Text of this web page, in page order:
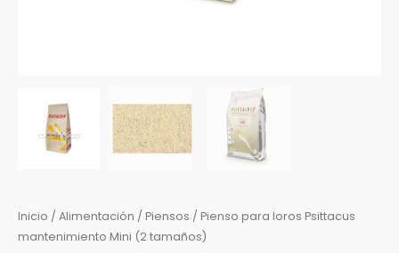
Inicio / Alimentación / Piensos / Pienso para loros Psittacus
mantenimiento Mini (2 tamaños)